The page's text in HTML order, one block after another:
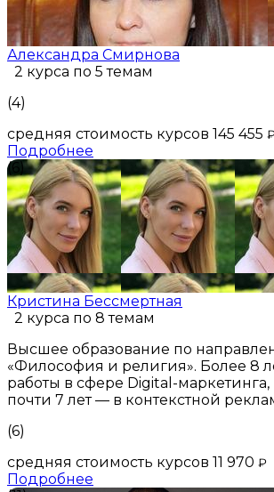
Александра Смирнова
2 курса по 5 темам
(4)
средняя стоимость курсов 145 455 ₽
Подробнее
(6)
Кристина Бессмертная
2 курса по 8 темам
Высшее образование по
«Философия и религия». Более 8
работы в сфере Digital-маркетинга,
почти 7 лет — в контекстной
(6)
средняя стоимость курсов 11 970 ₽
Подробнее